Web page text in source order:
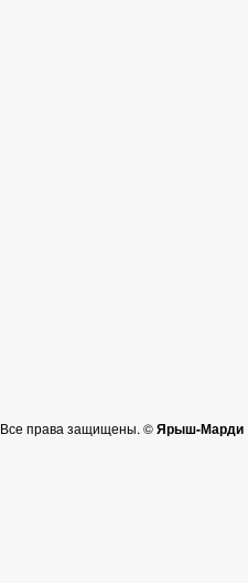
Все права защищены. ©Ярыш-Марди